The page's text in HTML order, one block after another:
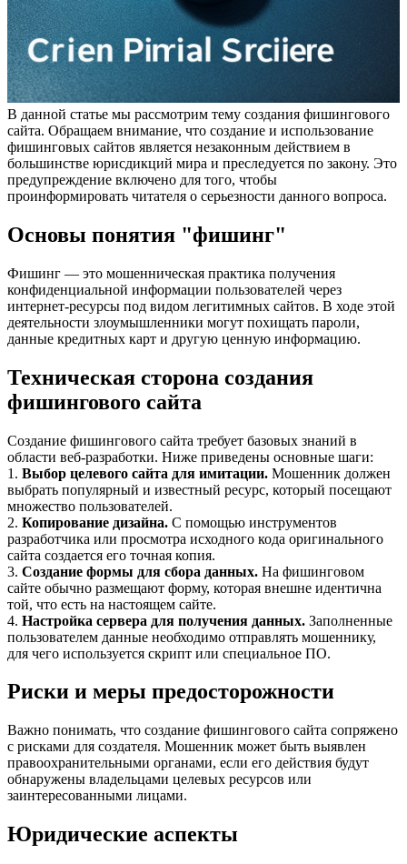
В данной статье мы рассмотрим тему создания фишингового
сайта. Обращаем внимание, что создание и использование
фишинговых сайтов является незаконным действием в
большинстве юрисдикций мира и преследуется по закону. Это
предупреждение включено для того, чтобы
проинформировать читателя о серьезности данного вопроса.
Основы понятия "фишинг"
Фишинг — это мошенническая практика получения
конфиденциальной информации пользователей через
интернет-ресурсы под видом легитимных сайтов. В ходе этой
деятельности злоумышленники могут похищать пароли,
данные кредитных карт и другую ценную информацию.
Техническая сторона создания
фишингового сайта
Создание фишингового сайта требует базовых знаний в
области веб-разработки. Ниже приведены основные шаги:
1. Выбор целевого сайта для имитации. Мошенник должен
выбрать популярный и известный ресурс, который посещают
множество пользователей.
2. Копирование дизайна. С помощью инструментов
разработчика или просмотра исходного кода оригинального
сайта создается его точная копия.
3. Создание формы для сбора данных. На фишинговом
сайте обычно размещают форму, которая внешне идентична
той, что есть на настоящем сайте.
4. Настройка сервера для получения данных. Заполненные
пользователем данные необходимо отправлять мошеннику,
для чего используется скрипт или специальное ПО.
Риски и меры предосторожности
Важно понимать, что создание фишингового сайта сопряжено
с рисками для создателя. Мошенник может быть выявлен
правоохранительными органами, если его действия будут
обнаружены владельцами целевых ресурсов или
заинтересованными лицами.
Юридические аспекты